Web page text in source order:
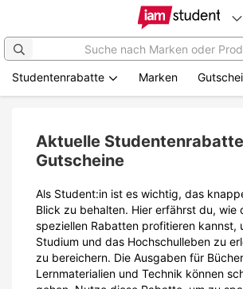
springen
Studentenrabatte Marken
Aktuelle
Gutscheine
Als Student:in ist es wichtig, das
Blick zu behalten. Hier erfährst du, wie
speziellen Rabatten profitieren kannst,
Studium und das Hochschulleben zu
zu bereichern. Die Ausgaben für
Lernmaterialien und Technik können